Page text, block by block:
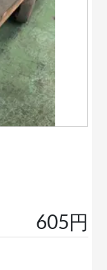
605円